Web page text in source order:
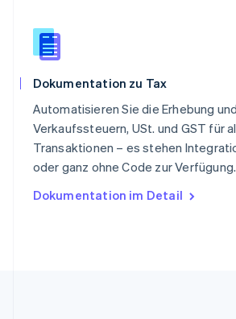
Dokumentation zu Tax
Automatisieren Sie die Erhebung
Verkaufssteuern, USt. und GST für
Transaktionen – es stehen
oder ganz ohne Code zur Verfügung.
Dokumentation im Detail
Sonderverwaltungsregion
China
Spanien
EspañolEnglish
ไทยEnglish
Tschechische Republik
English
English